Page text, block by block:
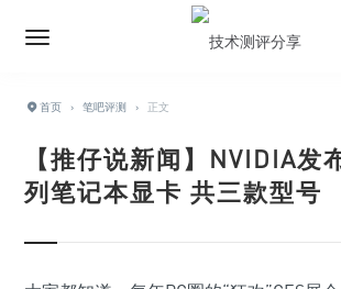
首页 › 笔吧评测 › 正文
【推仔说新闻】NVIDIA发
列笔记本显卡 共三款型号